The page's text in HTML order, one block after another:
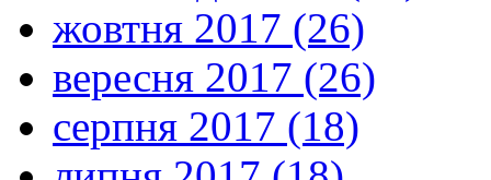
жовтня 2017 (26)
вересня 2017 (26)
серпня 2017 (18)